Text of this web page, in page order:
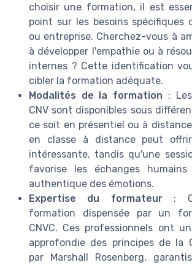
choisir une formation, il est
point sur les besoins spécifiques
ou entreprise. Cherchez-vous à
à développer l'empathie ou à
internes ? Cette identification
cibler la formation adéquate.
Modalités de la formation :
CNV sont disponibles sous
ce soit en présentiel ou à
en classe à distance peut
intéressante, tandis qu'une
favorise les échanges humains
authentique des émotions.
Expertise du formateur:
formation dispensée par un
CNVC. Ces professionnels ont
approfondie des principes de la
par Marshall Rosenberg,